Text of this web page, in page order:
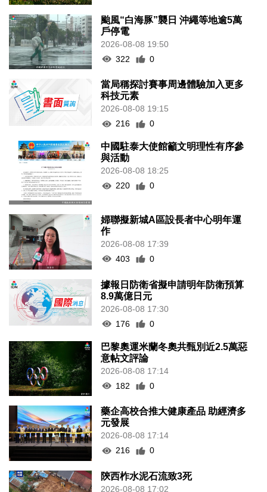
颱風“白海豚”襲日 沖繩等地逾5萬
戶停電
2026-08-08 19:50
322
0
當局稱探討賽事周邊體驗加入更多
科技元素
2026-08-08 19:15
216
0
中國駐泰大使館籲文明理性有序參
與活動
2026-08-08 18:25
220
0
婦聯擬新城A區設長者中心明年運
作
2026-08-08 17:39
403
0
據報日防衛省擬申請明年防衛預算
8.9萬億日元
2026-08-08 17:30
176
0
巴黎奧運米蘭冬奧共甄別近2.5萬惡
意帖文評論
2026-08-08 17:14
182
0
藥企高校合推大健康產品 助經濟多
元發展
2026-08-08 17:14
216
0
陝西柞水泥石流致3死
2026-08-08 17:02